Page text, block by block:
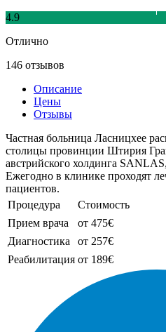
4.9
Отлично
146 отзывов
Описание
Цены
Отзывы
Частная больница Ласницхее
столицы провинции Штирия
австрийского холдинга
Ежегодно в клинике проходят
пациентов.
Процедура
Стоимость
Прием врача
от 475€
Диагностика
от 257€
Реабилитация от 189€